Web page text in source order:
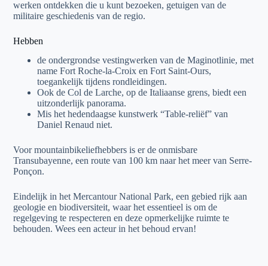
werken ontdekken die u kunt bezoeken, getuigen van de
militaire geschiedenis van de regio.
Hebben
de ondergrondse vestingwerken van de Maginotlinie, met
name Fort Roche-la-Croix en Fort Saint-Ours,
toegankelijk tijdens rondleidingen.
Ook de Col de Larche, op de Italiaanse grens, biedt een
uitzonderlijk panorama.
Mis het hedendaagse kunstwerk “Table-reliëf” van
Daniel Renaud niet.
Voor mountainbikeliefhebbers is er de onmisbare
Transubayenne, een route van 100 km naar het meer van Serre-
Ponçon.
Eindelijk in het Mercantour National Park, een gebied rijk aan
geologie en biodiversiteit, waar het essentieel is om de
regelgeving te respecteren en deze opmerkelijke ruimte te
behouden. Wees een acteur in het behoud ervan!